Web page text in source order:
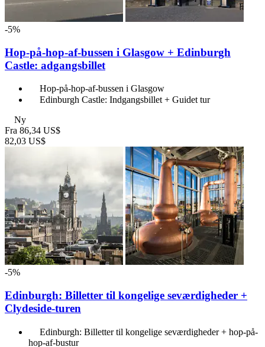
-5%
Hop-på-hop-af-bussen i Glasgow + Edinburgh
Castle: adgangsbillet
Hop-på-hop-af-bussen i Glasgow
Edinburgh Castle: Indgangsbillet + Guidet tur
Ny
Fra 86,34 US$
82,03 US$
-5%
Edinburgh: Billetter til kongelige seværdigheder +
Clydeside-turen
Edinburgh: Billetter til kongelige seværdigheder + hop-på-
hop-af-bustur